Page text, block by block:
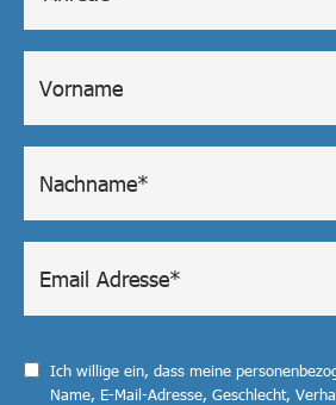
Ich willige ein, dass meine
Name, E-Mail-Adresse, Geschlecht,